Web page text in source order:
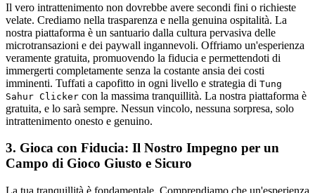
Il vero intrattenimento non dovrebbe avere secondi fini o richieste
velate. Crediamo nella trasparenza e nella genuina ospitalità. La
nostra piattaforma è un santuario dalla cultura pervasiva delle
microtransazioni e dei paywall ingannevoli. Offriamo un'esperienza
veramente gratuita, promuovendo la fiducia e permettendoti di
immergerti completamente senza la costante ansia dei costi
imminenti. Tuffati a capofitto in ogni livello e strategia di Tung
Sahur Clicker con la massima tranquillità. La nostra piattaforma è
gratuita, e lo sarà sempre. Nessun vincolo, nessuna sorpresa, solo
intrattenimento onesto e genuino.
3. Gioca con Fiducia: Il Nostro Impegno per un
Campo di Gioco Giusto e Sicuro
La tua tranquillità è fondamentale. Comprendiamo che un'esperienza